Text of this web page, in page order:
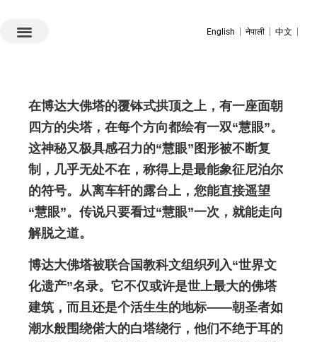
English नेपाली 中文
在博达大佛塔的覆钵式拱顶之上，有一座面朝
四方的尖塔，在每个方向都绘有一双“慧眼”。
这神秘又极具感召力的“慧眼”图形被不断复
制，几乎无处不在，称得上是最能象征尼泊尔
的符号。从离车轩的露台上，您能直接遥望
“慧眼”。传说只要看过“慧眼”一次，就能走向
解脱之道。
博达大佛塔被联合国教科文组织列入“世界文
化遗产”名录。它不仅或许是世上最大的佛塔
建筑，而且还是个活生生的地标——朝圣者如
潮水般围绕偌大的白塔绕行，他们不绝于耳的